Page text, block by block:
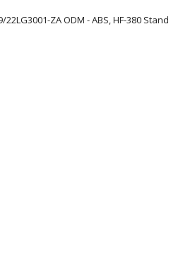
22LG3001-ZA ODM - ABS, HF-380 Stand